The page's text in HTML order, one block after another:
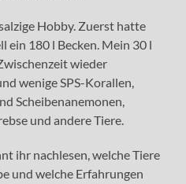
Hobby. Zuerst hatte
ein 180 l Becken. Mein 30 l
wieder
wenige SPS-Korallen,
Scheibenanemonen,
und andere Tiere.
ihr nachlesen, welche Tiere
und welche Erfahrungen